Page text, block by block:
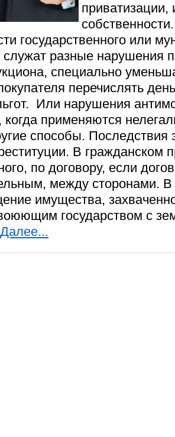
приватизации,
государственного или
разные нарушения
специально
перечислять
Или нарушения
когда применяются
способы. Последствия
В гражданском
по договору, если
между сторонами.
имущества,
государством с
Далее...